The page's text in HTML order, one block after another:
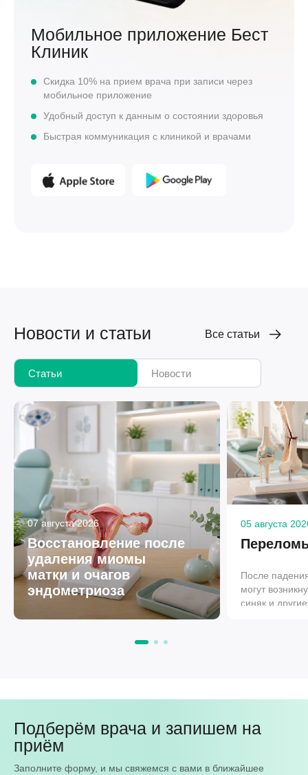
Мобильное приложение Бест
Клиник
Скидка 10% на прием врача при записи через
мобильное приложение
Удобный доступ к данным о состоянии здоровья
Быстрая коммуникация с клиникой и врачами
Новости и статьи
Статьи Новости
Все статьи
07 августа 2026
Восстановление после
удаления миомы
матки и очагов
эндометриоза
05 августа
После
могут
синяк и
по
скорее
необходимую
Подберём врача и запишем на
приём
Заполните форму, и мы свяжемся с вами в ближайшее